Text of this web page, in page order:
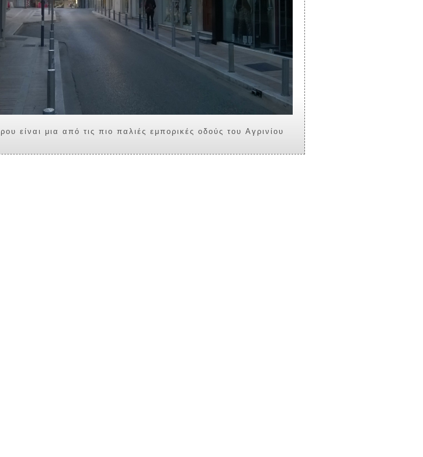
H oδός Κύπρου είναι μια από τις πιο παλιές εμπορικές οδούς του Αγρινίου